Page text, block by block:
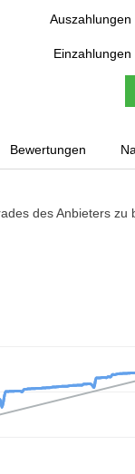
Auszahlungen
Einzahlungen
Bewertungen
des Anbieters zu